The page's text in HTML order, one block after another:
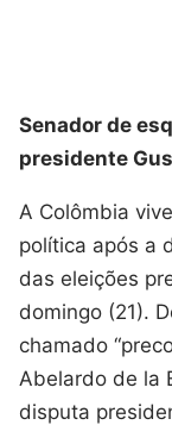
Senador de
presidente
A Colômbia
política após a
das eleições
domingo (21).
chamado
Abelardo de la
disputa